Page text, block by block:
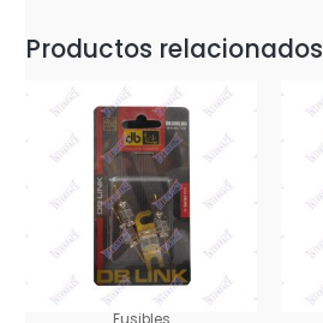
Productos relacionados